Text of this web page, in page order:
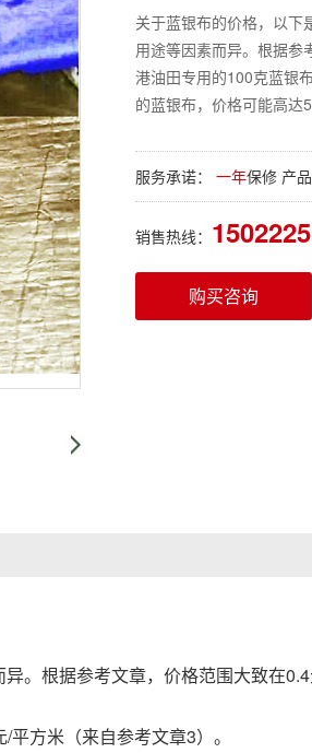
关于蓝银布的价格，以下
用途等因素而异。根据参
港油田专用的100克蓝银
的蓝银布，价格可能高达5
服务承诺： 一年保修 产
销售热线：
购买咨询
。根据参考文章，价格范围大致在0.4
方米（来自参考文章3）。